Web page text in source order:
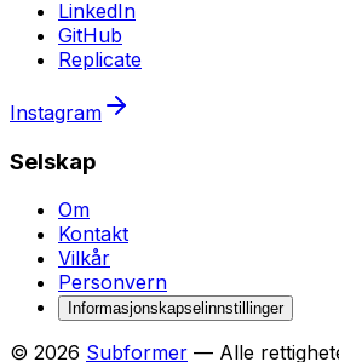
LinkedIn
GitHub
Replicate
Instagram
Selskap
Om
Kontakt
Vilkår
Personvern
Informasjonskapselinnstillinger
© 2026 Subformer — Alle